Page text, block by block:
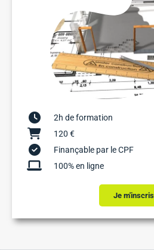
2h de formation
120 €
Finançable par le CPF
100% en ligne
Je m'inscris